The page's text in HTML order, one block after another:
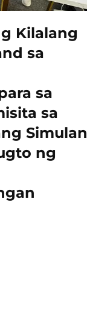
Kilalang
sa
sa
sa
Simulan
ng